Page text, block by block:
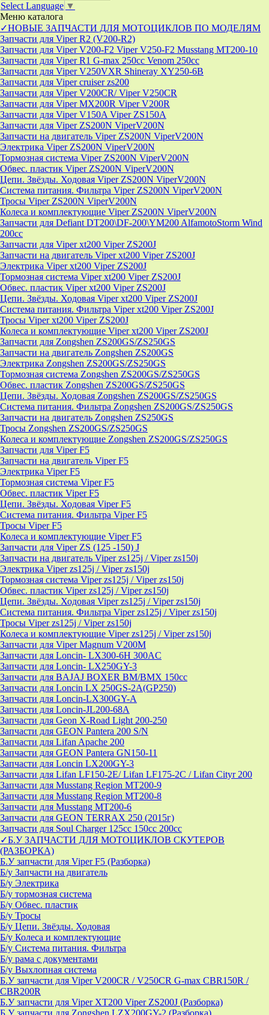
Select Language ▼
Меню каталога
✓НОВЫЕ ЗАПЧАСТИ ДЛЯ МОТОЦИКЛОВ ПО МОДЕЛЯМ
Запчасти для Viper R2 (V200-R2)
Запчасти для Viper V200-F2 Viper V250-F2 Musstang MT200-10
Запчасти для Viper R1 G-max 250cc Venom 250cc
Запчасти для Viper V250VXR Shineray XY250-6B
Запчасти для Viper cruiser zs200
Запчасти для Viper V200CR/ Viper V250CR
Запчасти для Viper MX200R Viper V200R
Запчасти для Viper V150A Viper ZS150A
Запчасти для Viper ZS200N ViperV200N
Запчасти на двигатель Viper ZS200N ViperV200N
Электрика Viper ZS200N ViperV200N
Тормозная система Viper ZS200N ViperV200N
Обвес. пластик Viper ZS200N ViperV200N
Цепи. Звёзды. Ходовая Viper ZS200N ViperV200N
Система питания. Фильтра Viper ZS200N ViperV200N
Тросы Viper ZS200N ViperV200N
Колеса и комплектующие Viper ZS200N ViperV200N
Запчасти для Defiant DT200\DF-200\YM200 AlfamotoStorm Wind
200cc
Запчасти для Viper xt200 Viper ZS200J
Запчасти на двигатель Viper xt200 Viper ZS200J
Электрика Viper xt200 Viper ZS200J
Тормозная система Viper xt200 Viper ZS200J
Обвес. пластик Viper xt200 Viper ZS200J
Цепи. Звёзды. Ходовая Viper xt200 Viper ZS200J
Система питания. Фильтра Viper xt200 Viper ZS200J
Тросы Viper xt200 Viper ZS200J
Колеса и комплектующие Viper xt200 Viper ZS200J
Запчасти для Zongshen ZS200GS/ZS250GS
Запчасти на двигатель Zongshen ZS200GS
Электрика Zongshen ZS200GS/ZS250GS
Тормозная система Zongshen ZS200GS/ZS250GS
Обвес. пластик Zongshen ZS200GS/ZS250GS
Цепи. Звёзды. Ходовая Zongshen ZS200GS/ZS250GS
Система питания. Фильтра Zongshen ZS200GS/ZS250GS
Запчасти на двигатель Zongshen ZS250GS
Тросы Zongshen ZS200GS/ZS250GS
Колеса и комплектующие Zongshen ZS200GS/ZS250GS
Запчасти для Viper F5
Запчасти на двигатель Viper F5
Электрика Viper F5
Тормозная система Viper F5
Обвес. пластик Viper F5
Цепи. Звёзды. Ходовая Viper F5
Система питания. Фильтра Viper F5
Тросы Viper F5
Колеса и комплектующие Viper F5
Запчасти для Viper ZS (125 -150) J
Запчасти на двигатель Viper zs125j / Viper zs150j
Электрика Viper zs125j / Viper zs150j
Тормозная система Viper zs125j / Viper zs150j
Обвес. пластик Viper zs125j / Viper zs150j
Цепи. Звёзды. Ходовая Viper zs125j / Viper zs150j
Система питания. Фильтра Viper zs125j / Viper zs150j
Тросы Viper zs125j / Viper zs150j
Колеса и комплектующие Viper zs125j / Viper zs150j
Запчасти для Viper Magnum V200M
Запчасти для Loncin- LX300-6H 300AC
Запчасти для Loncin- LX250GY-3
Запчасти для BAJAJ BOXER BM/ВМX 150cc
Запчасти для Loncin LX 250GS-2A(GP250)
Запчасти для Loncin-LX300GY-A
Запчасти для Loncin-JL200-68A
Запчасти для Geon X-Road Light 200-250
Запчасти для GEON Pantera 200 S/N
Запчасти для Lifan Apache 200
Запчасти для GEON Pantera GN150-11
Запчасти для Loncin LX200GY-3
Запчасти для Lifan LF150-2E/ Lifan LF175-2C / Lifan Cityr 200
Запчасти для Musstang Region MT200-9
Запчасти для Musstang Region MT200-8
Запчасти для Musstang MT200-6
Запчасти для GEON TERRAX 250 (2015г)
Запчасти для Soul Charger 125сс 150cc 200сс
✓Б.У ЗАПЧАСТИ ДЛЯ МОТОЦИКЛОВ СКУТЕРОВ
(РАЗБОРКА)
Б.У запчасти для Viper F5 (Разборка)
Б/у Запчасти на двигатель
Б/у Электрика
Б/у тормозная система
Б/у Обвес. пластик
Б/у Тросы
Б/у Цепи. Звёзды. Ходовая
Б/у Колеса и комплектующие
Б/у Система питания. Фильтра
Б/у рама с документами
Б/у Выхлопная система
Б.У запчасти для Viper V200CR / V250CR G-max CBR150R /
CBR200R
Б.У запчасти для Viper XT200 Viper ZS200J (Разборка)